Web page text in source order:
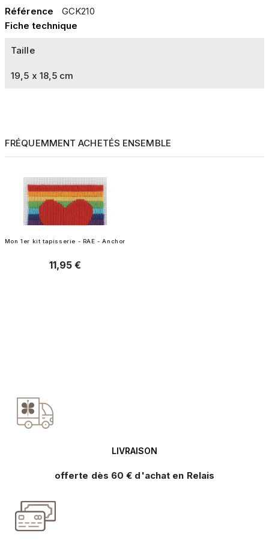
Référence
GCK210
Fiche technique
Taille
19,5 x 18,5 cm
FRÉQUEMMENT ACHETÉS ENSEMBLE
Mon 1er kit tapisserie - RAE - Anchor
Prix
11,95 €
LIVRAISON
offerte dès 60 € d'achat en Relais